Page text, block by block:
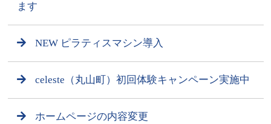
ます
NEW ピラティスマシン導入
celeste（丸山町）初回体験キャンペーン実施中
ホームページの内容変更